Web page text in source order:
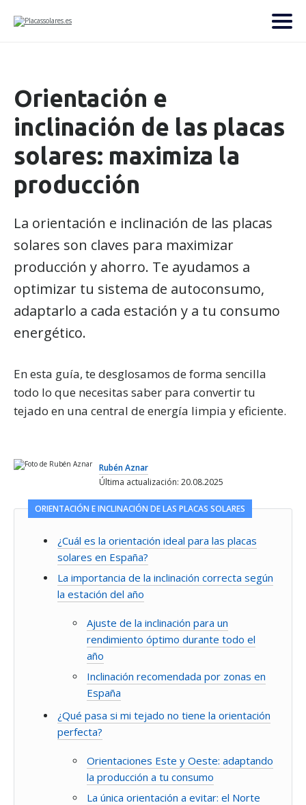
Orientación e
inclinación de las placas
solares: maximiza la
producción
La orientación e inclinación de las placas
solares son claves para maximizar
producción y ahorro. Te ayudamos a
optimizar tu sistema de autoconsumo,
adaptarlo a cada estación y a tu consumo
energético.
En esta guía, te desglosamos de forma sencilla
todo lo que necesitas saber para convertir tu
tejado en una central de energía limpia y eficiente.
Rubén Aznar
Última actualización: 20.08.2025
ORIENTACIÓN E INCLINACIÓN DE LAS PLACAS SOLARES
¿Cuál es la orientación ideal para las placas
solares en España?
La importancia de la inclinación correcta según
la estación del año
Ajuste de la inclinación para un
rendimiento óptimo durante todo el
año
Inclinación recomendada por zonas en
España
¿Qué pasa si mi tejado no tiene la orientación
perfecta?
Orientaciones Este y Oeste: adaptando
la producción a tu consumo
La única orientación a evitar: el Norte